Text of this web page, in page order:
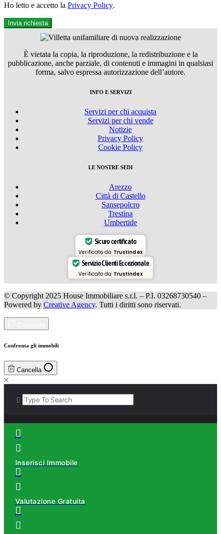
Ho letto e accetto la Privacy Policy.
Invia richiesta
È vietata la copia, la riproduzione, la redistribuzione e la
pubblicazione, anche parziale, di contenuti e immagini in qualsiasi
forma, salvo espressa autorizzazione dell’autore.
INFO E SERVIZI
Servizi per chi acquista
Servizi per chi vende
Notizie
Privacy Policy
Cookie Policy
LE NOSTRE SEDI
Arezzo
Città di Castello
Sansepolcro
Trestina
Umbertide
Sicuro certificato
Verificato da Trustindex
Servizio Clienti Eccezionale
Verificato da Trustindex
© Copyright 2025 House Immobiliare s.r.l. – P.I. 03268730540 –
Powered by Creative Agency. Tutti i diritti sono riservati.
Confronta gli immobili
Cancella
Inserisci Immobile
Valutazione Gratuita